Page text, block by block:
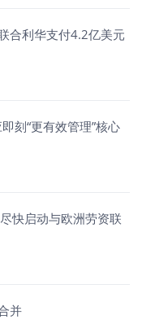
合利华支付4.2亿美元
刻“更有效管理”核心
快启动与欧洲劳资联
并